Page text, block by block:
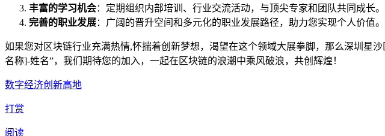
丰富的学习机会：定期组织内部培训、行业交流活动，与顶尖专家和团队共同成长。
完善的职业发展：广阔的晋升空间和多元化的职业发展路径，助力您实现个人价值。
如果您对区块链行业充满热情,怀揣着创新梦想，渴望在这个领域大展拳脚，那么深圳星
名称]-姓名”，我们期待您的加入，一起在区块链的浪潮中乘风破浪，共创辉煌！
数字经济创新高地
打赏
阅读